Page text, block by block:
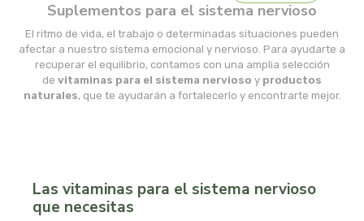
Suplementos para el sistema nervioso
El ritmo de vida, el trabajo o determinadas situaciones pueden
afectar a nuestro sistema emocional y nervioso. Para ayudarte a
recuperar el equilibrio, contamos con una amplia selección
de vitaminas para el sistema nervioso y productos
naturales, que te ayudarán a fortalecerlo y encontrarte mejor.
Las vitaminas para el sistema nervioso
que necesitas
mon
monki
msr laboratorios
najel